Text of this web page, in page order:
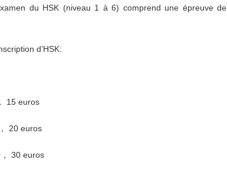
du HSK (niveau 1 à 6) comprend une épreuve de
d’HSK:
15 euros
20 euros
30 euros